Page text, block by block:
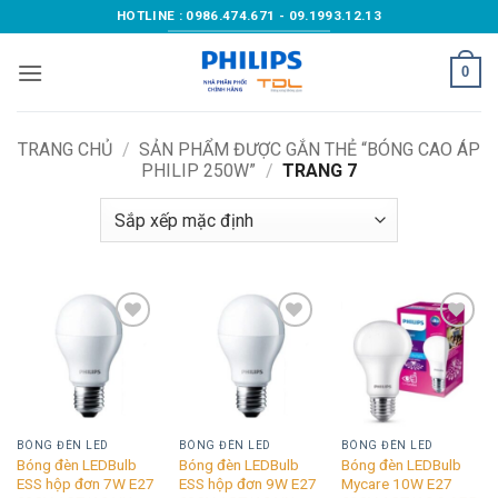
qua
nội
HOTLINE : 0986.474.671 - 09.1993.12.13
0
TRANG CHỦ / SẢN PHẨM ĐƯỢC GẮN THẺ “BÓNG CAO ÁP
PHILIP 250W” / TRANG 7
Add to
wishlist
BÓNG ĐÈN LED
Bóng đèn LEDBulb
ESS hộp đơn 7W E27
Add to
wishlist
BÓNG ĐÈN LED
Bóng đèn LEDBulb
ESS hộp đơn 9W E27
Add to
wishlist
BÓNG ĐÈN LED
Bóng đèn LEDBulb
Mycare 10W E27